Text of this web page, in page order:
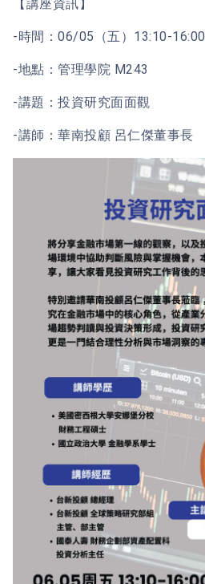
【講座資訊】
-時間：06/05（五）13:10-16:00
-地點：管理學院 M243
-講題：投資研究面面觀
-講師：華南投顧 呂仁傑董事長